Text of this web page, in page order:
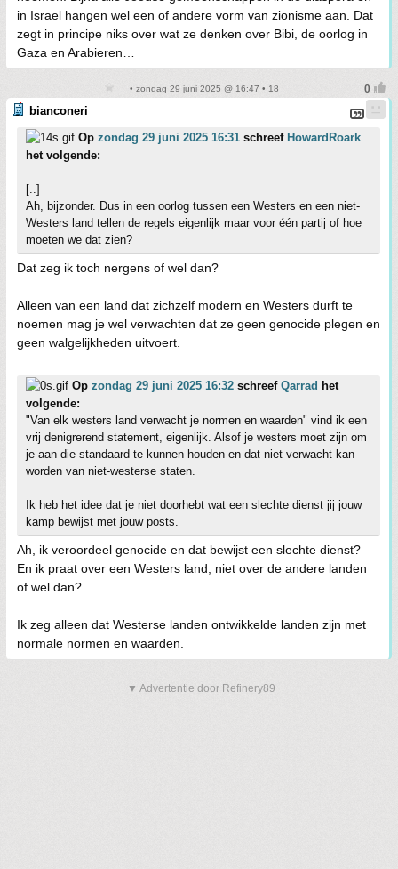
in Israel hangen wel een of andere vorm van zionisme aan. Dat
zegt in principe niks over wat ze denken over Bibi, de oorlog in
Gaza en Arabieren…
• zondag 29 juni 2025 @ 16:47 • 18
bianconeri
Op zondag 29 juni 2025 16:31 schreef HowardRoark
het volgende:
[..]
Ah, bijzonder. Dus in een oorlog tussen een Westers en een niet-
Westers land tellen de regels eigenlijk maar voor één partij of hoe
moeten we dat zien?
Dat zeg ik toch nergens of wel dan?
Alleen van een land dat zichzelf modern en Westers durft te
noemen mag je wel verwachten dat ze geen genocide plegen en
geen walgelijkheden uitvoert.
Op zondag 29 juni 2025 16:32 schreef Qarrad het
volgende:
"Van elk westers land verwacht je normen en waarden" vind ik een
vrij denigrerend statement, eigenlijk. Alsof je westers moet zijn om
je aan die standaard te kunnen houden en dat niet verwacht kan
worden van niet-westerse staten.
Ik heb het idee dat je niet doorhebt wat een slechte dienst jij jouw
kamp bewijst met jouw posts.
Ah, ik veroordeel genocide en dat bewijst een slechte dienst?
En ik praat over een Westers land, niet over de andere landen
of wel dan?
Ik zeg alleen dat Westerse landen ontwikkelde landen zijn met
normale normen en waarden.
▼ Advertentie door Refinery89